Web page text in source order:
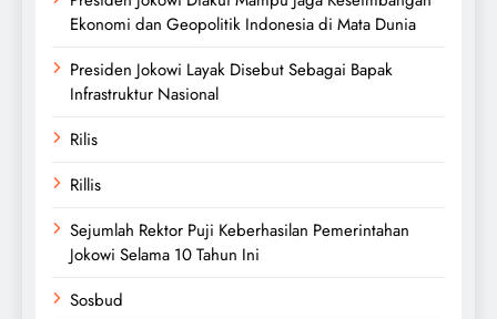
Ekonomi dan Geopolitik Indonesia di Mata Dunia
Presiden Jokowi Layak Disebut Sebagai Bapak
Infrastruktur Nasional
Rilis
Rillis
Sejumlah Rektor Puji Keberhasilan Pemerintahan
Jokowi Selama 10 Tahun Ini
Sosbud